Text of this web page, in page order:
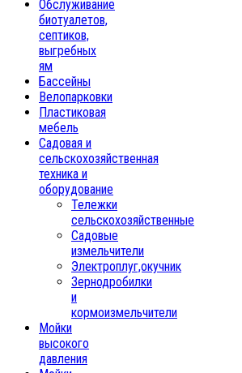
Обслуживание
биотуалетов,
септиков,
выгребных
ям
Бассейны
Велопарковки
Пластиковая
мебель
Садовая и
сельскохозяйственная
техника и
оборудование
Тележки
сельскохозяйственные
Садовые
измельчители
Электроплуг,окучник
Зернодробилки
и
кормоизмельчители
Мойки
высокого
давления